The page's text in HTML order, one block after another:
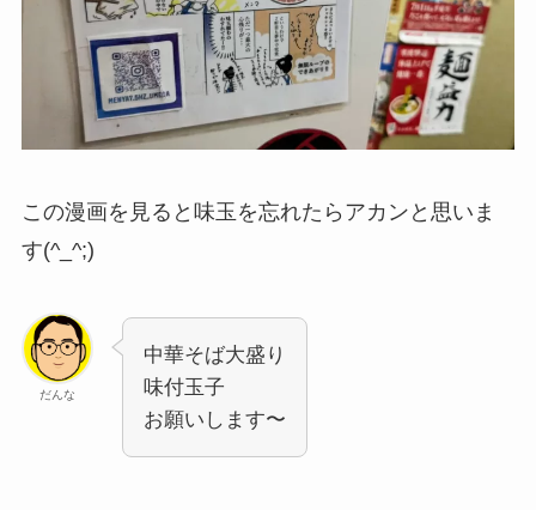
この漫画を見ると味玉を忘れたらアカンと思いま
す(^_^;)
だんな
中華そば大盛り
味付玉子
お願いします〜